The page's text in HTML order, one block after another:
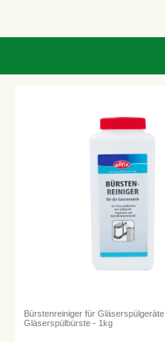
Bürstenreiniger für Gläserspülgeräte,
Gläserspülbürste - 1kg